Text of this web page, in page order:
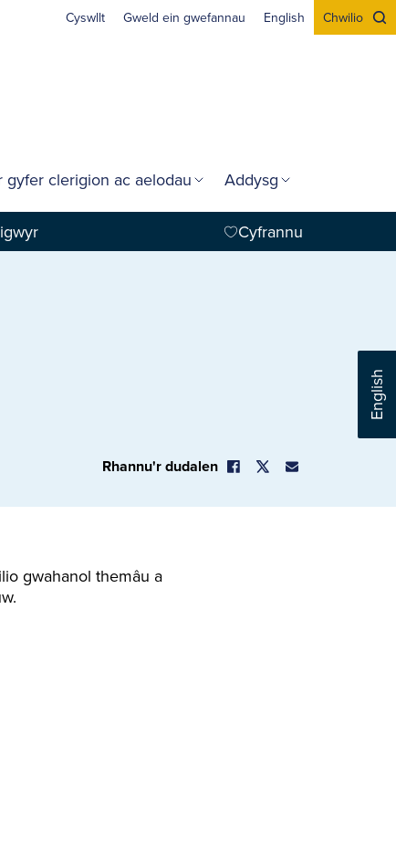
English
Cyswllt Gweld ein gwefannau English Chwilio
gyfer clerigion ac aelodau Addysg
Cyfrannu
Rhannu'r dudalen
gwahanol themâu a